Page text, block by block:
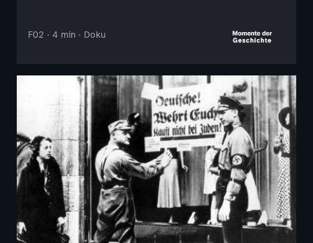
F02 · 4 min · Doku